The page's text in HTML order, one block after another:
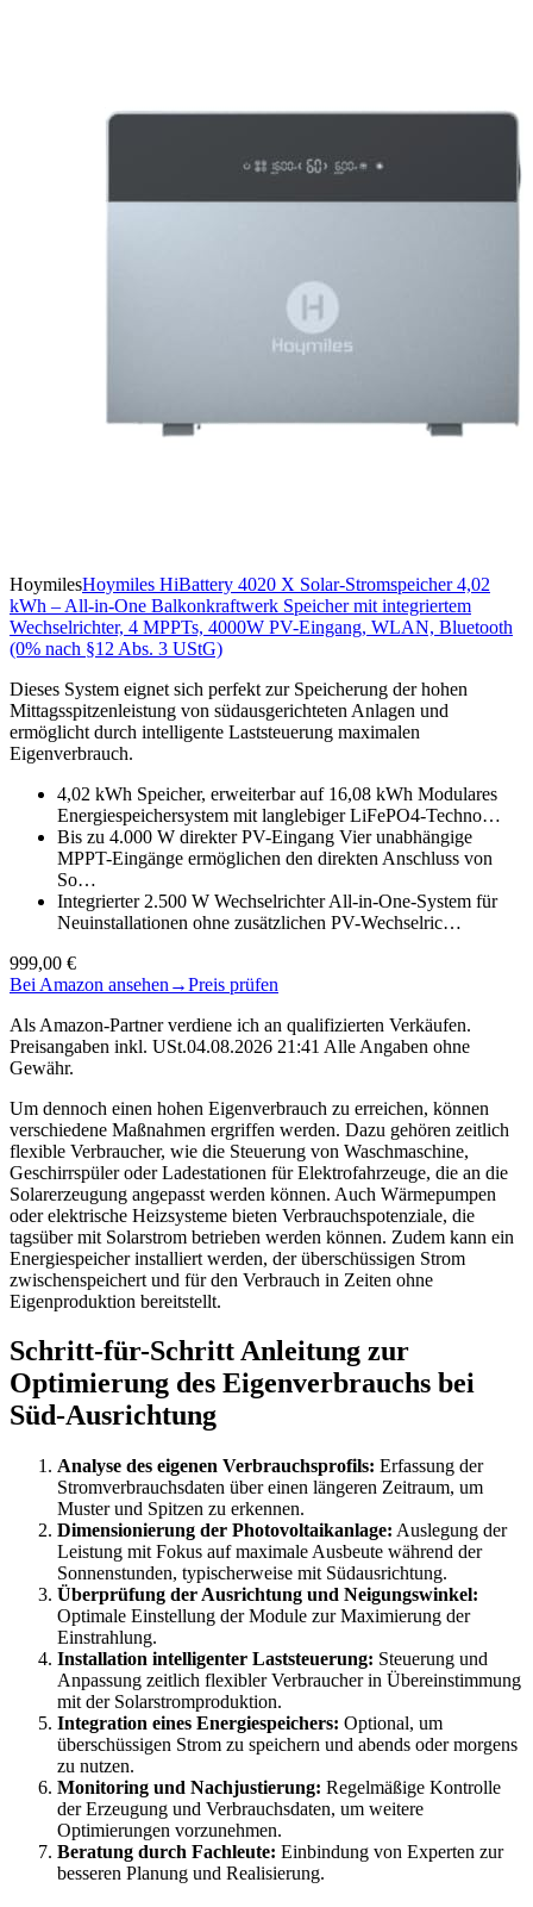
HoymilesHoymiles HiBattery 4020 X Solar-Stromspeicher 4,02
kWh – All-in-One Balkonkraftwerk Speicher mit integriertem
Wechselrichter, 4 MPPTs, 4000W PV-Eingang, WLAN, Bluetooth
(0% nach §12 Abs. 3 UStG)
Dieses System eignet sich perfekt zur Speicherung der hohen
Mittagsspitzenleistung von südausgerichteten Anlagen und
ermöglicht durch intelligente Laststeuerung maximalen
Eigenverbrauch.
4,02 kWh Speicher, erweiterbar auf 16,08 kWh Modulares
Energiespeichersystem mit langlebiger LiFePO4-Techno…
Bis zu 4.000 W direkter PV-Eingang Vier unabhängige
MPPT-Eingänge ermöglichen den direkten Anschluss von
So…
Integrierter 2.500 W Wechselrichter All-in-One-System für
Neuinstallationen ohne zusätzlichen PV-Wechselric…
999,00 €
Bei Amazon ansehen →Preis prüfen
Als Amazon-Partner verdiene ich an qualifizierten Verkäufen.
Preisangaben inkl. USt.04.08.2026 21:41 Alle Angaben ohne
Gewähr.
Um dennoch einen hohen Eigenverbrauch zu erreichen, können
verschiedene Maßnahmen ergriffen werden. Dazu gehören zeitlich
flexible Verbraucher, wie die Steuerung von Waschmaschine,
Geschirrspüler oder Ladestationen für Elektrofahrzeuge, die an die
Solarerzeugung angepasst werden können. Auch Wärmepumpen
oder elektrische Heizsysteme bieten Verbrauchspotenziale, die
tagsüber mit Solarstrom betrieben werden können. Zudem kann ein
Energiespeicher installiert werden, der überschüssigen Strom
zwischenspeichert und für den Verbrauch in Zeiten ohne
Eigenproduktion bereitstellt.
Schritt-für-Schritt Anleitung zur
Optimierung des Eigenverbrauchs bei
Süd-Ausrichtung
Analyse des eigenen Verbrauchsprofils: Erfassung der
Stromverbrauchsdaten über einen längeren Zeitraum, um
Muster und Spitzen zu erkennen.
Dimensionierung der Photovoltaikanlage: Auslegung der
Leistung mit Fokus auf maximale Ausbeute während der
Sonnenstunden, typischerweise mit Südausrichtung.
Überprüfung der Ausrichtung und Neigungswinkel:
Optimale Einstellung der Module zur Maximierung der
Einstrahlung.
Installation intelligenter Laststeuerung: Steuerung und
Anpassung zeitlich flexibler Verbraucher in Übereinstimmung
mit der Solarstromproduktion.
Integration eines Energiespeichers: Optional, um
überschüssigen Strom zu speichern und abends oder morgens
zu nutzen.
Monitoring und Nachjustierung: Regelmäßige Kontrolle
der Erzeugung und Verbrauchsdaten, um weitere
Optimierungen vorzunehmen.
Beratung durch Fachleute: Einbindung von Experten zur
besseren Planung und Realisierung.